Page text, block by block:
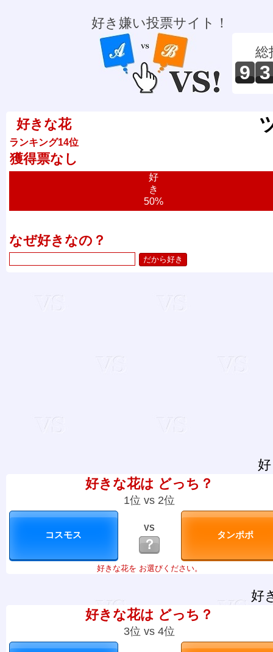
好き嫌い投票サイト！
総
9 3
好きな花
ランキング14位
獲得票なし
好
き
50%
なぜ好きなの？
好きな花は どっち？
1位 vs 2位
VS
？
好きな花を お選びください。
好
好きな花は どっち？
3位 vs 4位